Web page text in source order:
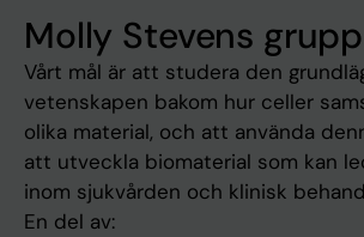
Molly Stevens grupp
Vårt mål är att studera den
vetenskapen bakom hur celler
olika material, och att använda
att utveckla biomaterial som kan
inom sjukvården och klinisk
En del av: